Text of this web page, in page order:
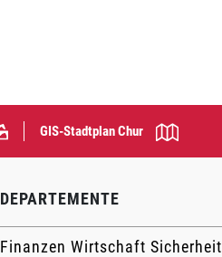
GIS-Stadtplan Chur
DEPARTEMENTE
Finanzen Wirtschaft Sicherheit